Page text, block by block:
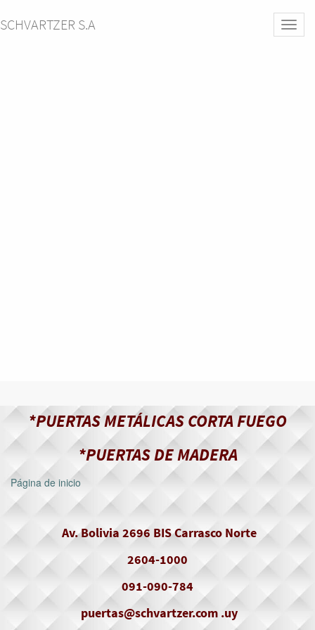
SCHVARTZER S.A
*PUERTAS METÁLICAS CORTA FUEGO
*PUERTAS DE MADERA
Página de inicio
Av. Bolivia 2696 BIS Carrasco Norte
2604-1000
091-090-784
puertas@schvartzer.com .uy